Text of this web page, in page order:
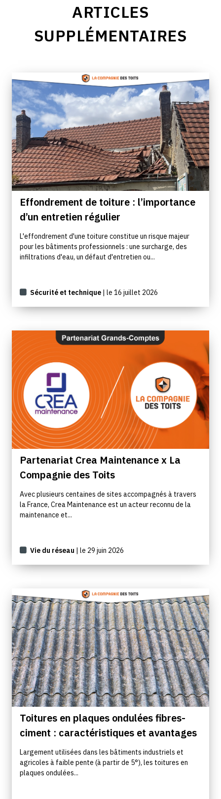
ARTICLES
SUPPLÉMENTAIRES
Effondrement de toiture : l’importance
d’un entretien régulier
L'effondrement d'une toiture constitue un risque majeur
pour les bâtiments professionnels : une surcharge, des
infiltrations d'eau, un défaut d'entretien ou...
Sécurité et technique | le 16 juillet 2026
Partenariat Crea Maintenance x La
Compagnie des Toits
Avec plusieurs centaines de sites accompagnés à travers
la France, Crea Maintenance est un acteur reconnu de la
maintenance et...
Vie du réseau | le 29 juin 2026
Toitures en plaques ondulées fibres-
ciment : caractéristiques et avantages
Largement utilisées dans les bâtiments industriels et
agricoles à faible pente (à partir de 5°), les toitures en
plaques ondulées...